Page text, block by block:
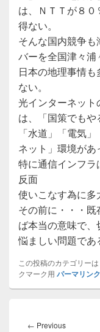
は、ＮＴＴが８
得ない。
そんな国内競争
バーを全国津々浦
日本の地理事情
ない。
光インターネッ
は、「国策でもや
「水道」「電気
ネット」環境があ
特に通信インフ
反面
使いこなす為に多
その前に・・・
ば本当の意味で
悩ましい問題であ
この投稿のカテゴリーは
クマーク用 パーマリンク
稿
← PreviousPrevious